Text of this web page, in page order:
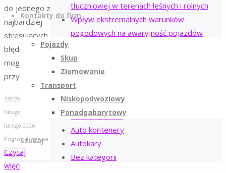
Kontakty do firm
Pojazdy
Skup
Złomowanie
Transport
Niskopodwoziowy
Ponadgabarytowy
Szukaj
do jednego z
najbardziej
stresujących
błędów, jakie
mogą
przytrafić …
askspace.pl
lutego 2026
lutego 2026
Pomoc drogowa
Czytaj
więcej
tłuczniowej w terenach leśnych i rolnych
Wpływ ekstremalnych warunków
pogodowych na awaryjność pojazdów
KATEGORIE WPISÓW
Auta ciężarowe
Auta elektryczne
Auta osobowe
Auta terenowe
Auto kontenery
Autokary
Bez kategorii